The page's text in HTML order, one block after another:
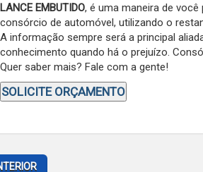
LANCE EMBUTIDO, é uma maneira de
consórcio de automóvel, utilizando o
A informação sempre será a principal
conhecimento quando há o prejuízo.
Quer saber mais? Fale com a gente!
SOLICITE ORÇAMENTO